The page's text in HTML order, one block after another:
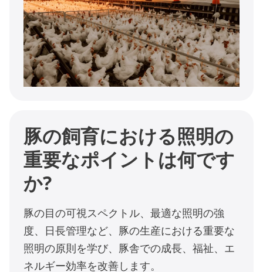
豚の飼育における照明の
重要なポイントは何です
か?
豚の目の可視スペクトル、最適な照明の強
度、日長管理など、豚の生産における重要な
照明の原則を学び、豚舎での成長、福祉、エ
ネルギー効率を改善します。